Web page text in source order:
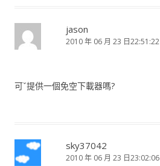
jason
2010 年 06 月 23 日22:51:22
可ˇ提供一個免空下載器嗎?
sky37042
2010 年 06 月 23 日23:02:06